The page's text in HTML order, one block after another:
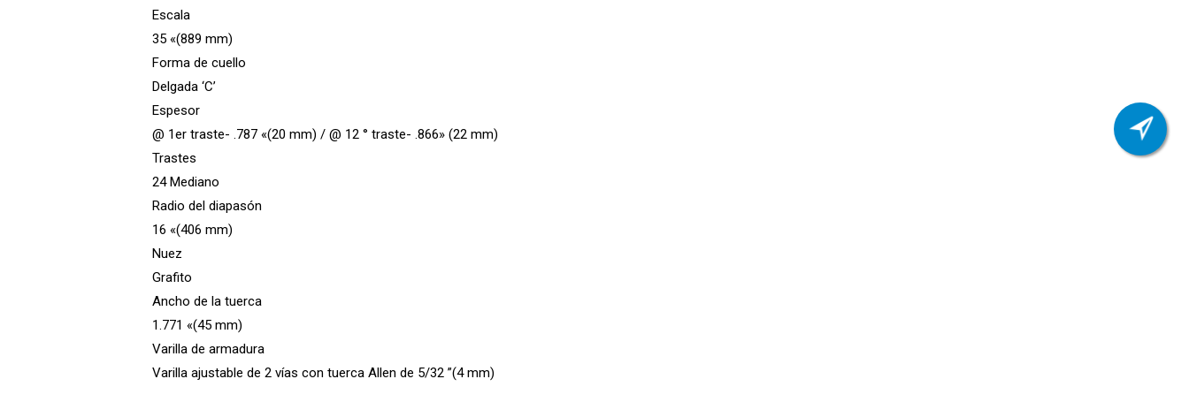
Escala
35 «(889 mm)
Forma de cuello
Delgada ‘C’
Espesor
@ 1er traste- .787 «(20 mm) / @ 12 ° traste- .866» (22 mm)
Trastes
24 Mediano
Radio del diapasón
16 «(406 mm)
Nuez
Grafito
Ancho de la tuerca
1.771 «(45 mm)
Varilla de armadura
Varilla ajustable de 2 vías con tuerca Allen de 5/32 ”(4 mm)